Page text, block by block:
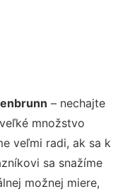
– nechajte
množstvo
veľmi radi, ak sa k
sa snažíme
možnej miere,